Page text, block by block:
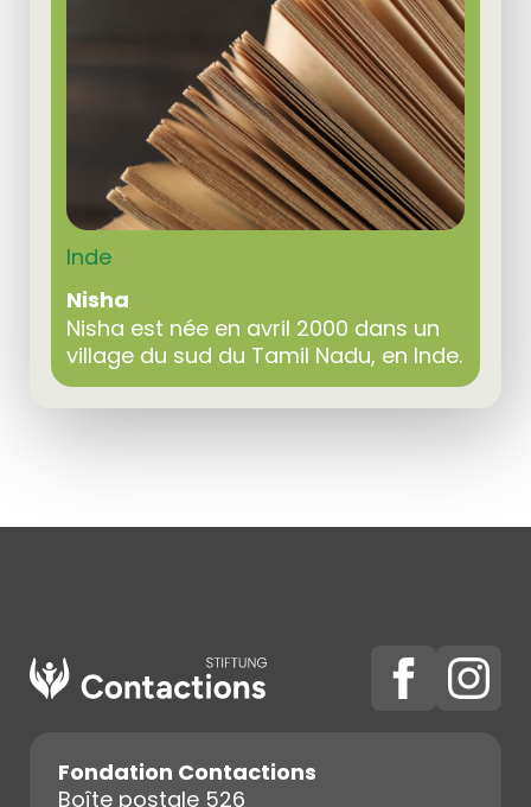
Inde
Nisha
Nisha est née en avril 2000 dans un
village du sud du Tamil Nadu, en Inde.
Fondation Contactions